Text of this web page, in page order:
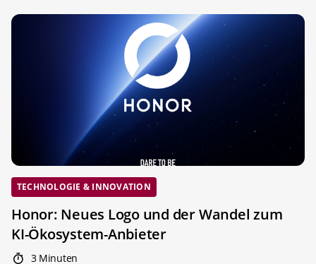
TECHNOLOGIE & INNOVATION
Honor: Neues Logo und der Wandel zum
KI-Ökosystem-Anbieter
3 Minuten